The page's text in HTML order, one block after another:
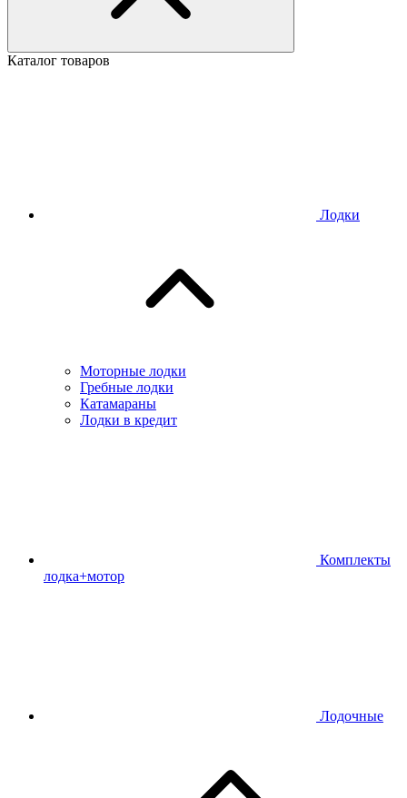
Каталог товаров
Лодки
Моторные лодки
Гребные лодки
Катамараны
Лодки в кредит
Комплекты
лодка+мотор
Лодочные